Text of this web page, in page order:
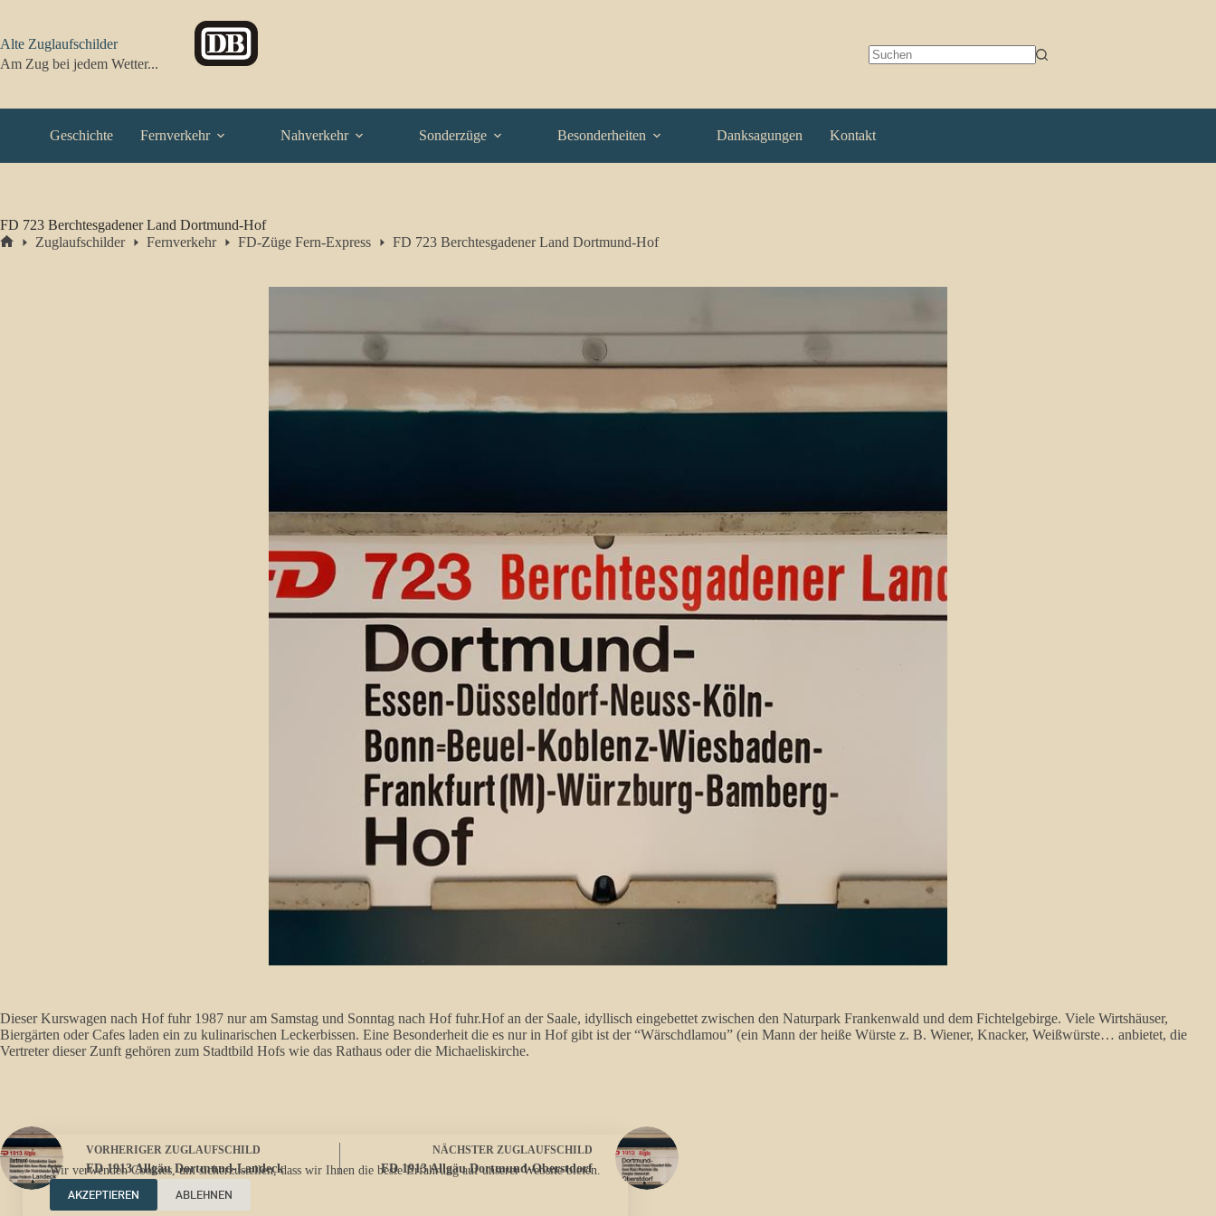
springen
Wir verwenden Cookies, um sicherzustellen, dass wir Ihnen die beste Erfahrung auf unserer Website bieten.
AKZEPTIEREN
ABLEHNEN
Alte Zuglaufschilder
Am Zug bei jedem Wetter...
Geschichte Fernverkehr Nahverkehr Sonderzüge Besonderheiten Danksagungen Kontakt
FD 723 Berchtesgadener Land Dortmund-Hof
Zuglaufschilder Fernverkehr FD-Züge Fern-Express FD 723 Berchtesgadener Land Dortmund-Hof
Dieser Kurswagen nach Hof fuhr 1987 nur am Samstag und Sonntag nach Hof fuhr.Hof an der Saale, idyllisch eingebettet zwischen den Naturpark Frankenwald und dem Fichtelgebirge. Viele Wirtshäuser,
Biergärten oder Cafes laden ein zu kulinarischen Leckerbissen. Eine Besonderheit die es nur in Hof gibt ist der “Wärschdlamou” (ein Mann der heiße Würste z. B. Wiener, Knacker, Weißwürste… anbietet, die
Vertreter dieser Zunft gehören zum Stadtbild Hofs wie das Rathaus oder die Michaeliskirche.
VORHERIGER ZUGLAUFSCHILD
FD 1913 Allgäu Dortmund-Landeck
NÄCHSTER ZUGLAUFSCHILD
FD 1913 Allgäu Dortmund-Oberstdorf